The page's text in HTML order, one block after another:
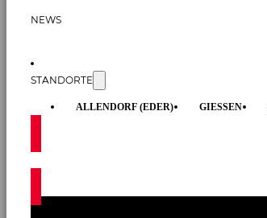
NEWS
STANDORTE
ALLENDORF (EDER) GIESSEN